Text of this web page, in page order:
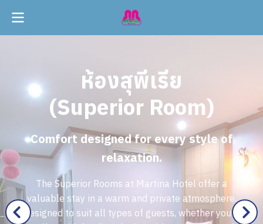
ห้องสุพีเรีย
(Superior Room)
Comfort designedforeverystyleof
relaxation.
T he Superior Rooms at Martina Hote l offer a
va lua b le stay in a warm and private atmosp here.
Designed to suit a l l types of guests, whetheryour